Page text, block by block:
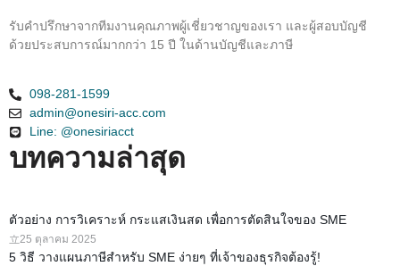
รับคำปรึกษาจากทีมงานคุณภาพผู้เชี่ยวชาญของเรา และผู้สอบบัญชี
ด้วยประสบการณ์มากกว่า 15 ปี ในด้านบัญชีและภาษี
098-281-1599
admin@onesiri-acc.com
Line: @onesiriacct
บทความล่าสุด
ตัวอย่าง การวิเคราะห์ กระแสเงินสด เพื่อการตัดสินใจของ SME
25 ตุลาคม 2025
5 วิธี วางแผนภาษีสำหรับ SME ง่ายๆ ที่เจ้าของธุรกิจต้องรู้!